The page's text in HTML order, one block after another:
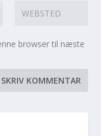
browser til næste